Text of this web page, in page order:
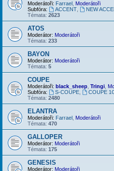
Moderátoři: Farrael Moderátoři
Subfóra:
ACCENT,
NEW
Témata: 2623
ATOS
Moderátor: Moderátoři
Témata: 233
BAYON
Moderátor: Moderátoři
Témata: 5
COUPE
Moderátoři: black_sheep Tringi
Subfóra:
S-COUPE, COUPE
Témata: 2480
ELANTRA
Moderátoři: Farrael Moderátoři
Témata: 470
GALLOPER
Moderátor: Moderátoři
Témata: 175
GENESIS
Moderátor: Moderátoři